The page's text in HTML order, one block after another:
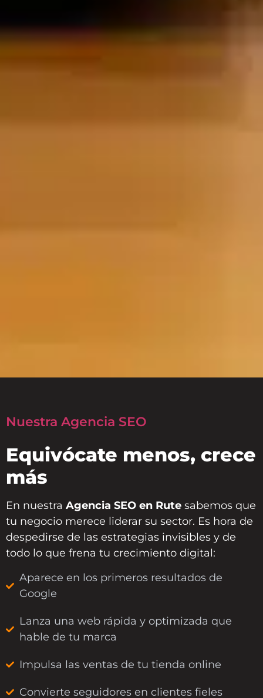
Nuestra Agencia SEO
Equivócate menos, crece
más
En nuestra Agencia SEO en Rute sabemos que
tu negocio merece liderar su sector. Es hora de
despedirse de las estrategias invisibles y de
todo lo que frena tu crecimiento digital:
Aparece en los primeros resultados de
Google
Lanza una web rápida y optimizada que
hable de tu marca
Impulsa las ventas de tu tienda online
Convierte seguidores en clientes fieles